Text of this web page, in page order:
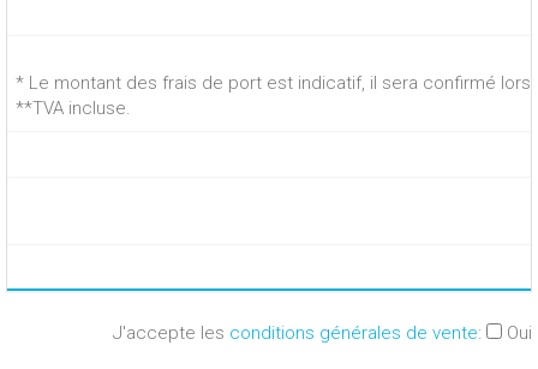
* Le montant des frais de port est indicatif, il sera confirmé
**TVA incluse.
J'accepte les conditions générales de vente: Oui